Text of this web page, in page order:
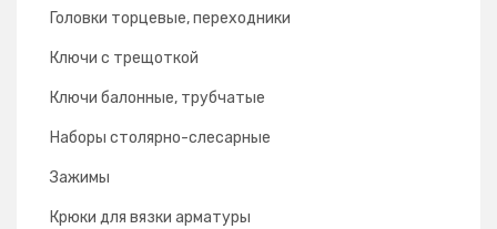
Головки торцевые, переходники
Ключи с трещоткой
Ключи балонные, трубчатые
Наборы столярно-слесарные
Зажимы
Крюки для вязки арматуры